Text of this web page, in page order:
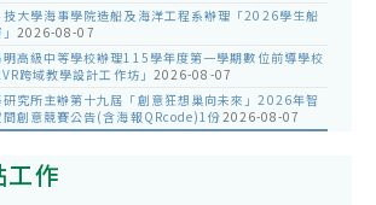
大學海事學院造船及海洋工程系辦理「2026學生船
2026-08-07
高級中等學校辦理115學年度第一學期數位前導學校
跨域教學設計工作坊」 2026-08-07
研究所主辦第十九屆「創意狂想巢向未來」2026年智
創意競賽公告(含海報QRcode)1份2026-08-07
工作